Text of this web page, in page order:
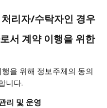
리자/수탁자인 경우
서 계약 이행을 위한
을 위해 정보주체의 동의
니다.
리 및 운영